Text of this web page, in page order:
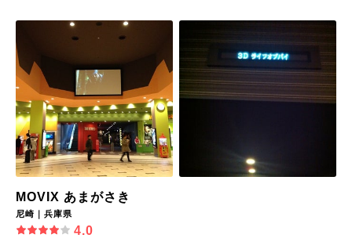
MOVIX あまがさき
尼崎｜兵庫県
4.0